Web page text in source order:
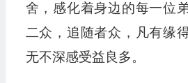
舍，感化着身边的每一位
二众，追随者众，凡有缘
无不深感受益良多。